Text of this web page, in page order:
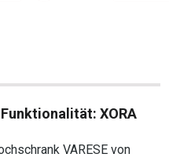
XORA
VARESE von